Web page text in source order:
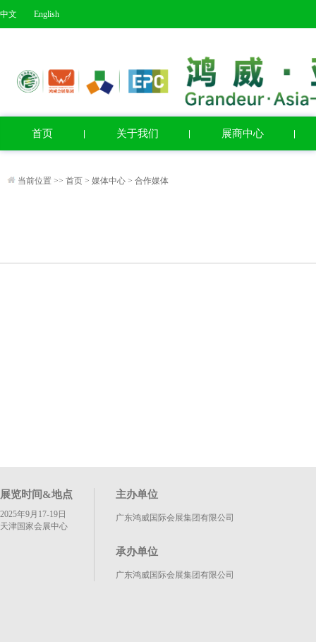
中文 English
首页 关于我们 展商中心
当前位置 >> 首页 > 媒体中心 > 合作媒体
展览时间&地点
2025年9月17-19日
天津国家会展中心
主办单位
广东鸿威国际会展集团有限公司
承办单位
广东鸿威国际会展集团有限公司